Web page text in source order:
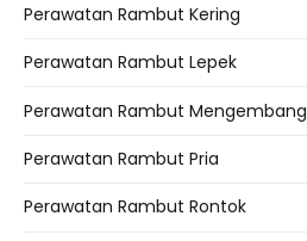
Perawatan Rambut Kering
Perawatan Rambut Lepek
Perawatan Rambut Mengembang
Perawatan Rambut Pria
Perawatan Rambut Rontok